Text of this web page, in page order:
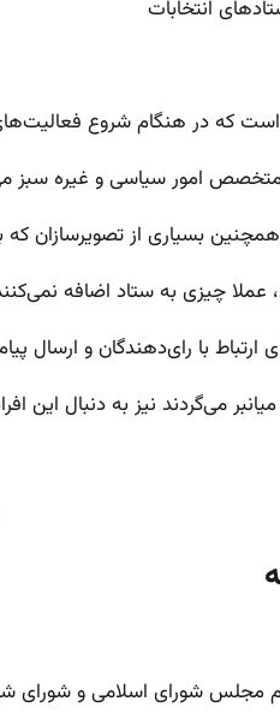
است که در هنگام شروع
متخصص امور سیاسی و غیره
همچنین بسیاری از تصویرسازان
عملا چیزی به ستاد اضافه
ارتباط با رای‌دهندگان و ارسال
می‌گردند نیز به دنبال این
مجلس شورای اسلامی و